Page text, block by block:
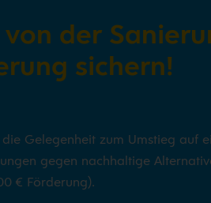
der
sichern!
die Gelegenheit zum Umstieg auf
gegen nachhaltige
€ Förderung).